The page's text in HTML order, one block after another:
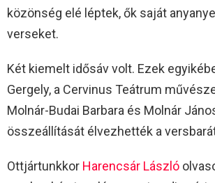
közönség elé léptek, ők saját
verseket.
Két kiemelt idősáv volt. Ezek
Gergely, a Cervinus Teátrum
Molnár-Budai Barbara és Molnár
összeállítását élvezhették a
Ottjártunkkor Harencsár László